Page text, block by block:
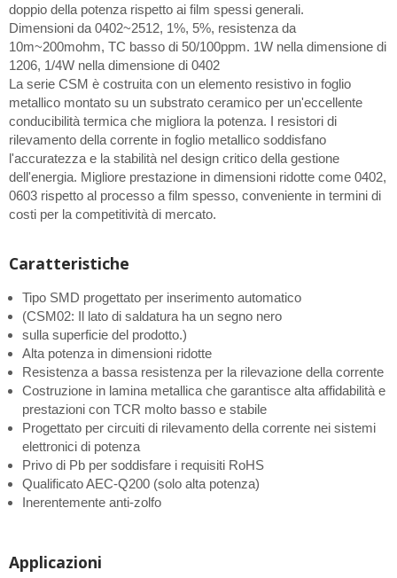
doppio della potenza rispetto ai film spessi generali.
Dimensioni da 0402~2512, 1%, 5%, resistenza da
10m~200mohm, TC basso di 50/100ppm. 1W nella dimensione di
1206, 1/4W nella dimensione di 0402
La serie CSM è costruita con un elemento resistivo in foglio
metallico montato su un substrato ceramico per un'eccellente
conducibilità termica che migliora la potenza. I resistori di
rilevamento della corrente in foglio metallico soddisfano
l'accuratezza e la stabilità nel design critico della gestione
dell'energia. Migliore prestazione in dimensioni ridotte come 0402,
0603 rispetto al processo a film spesso, conveniente in termini di
costi per la competitività di mercato.
Caratteristiche
Tipo SMD progettato per inserimento automatico
(CSM02: Il lato di saldatura ha un segno nero
sulla superficie del prodotto.)
Alta potenza in dimensioni ridotte
Resistenza a bassa resistenza per la rilevazione della corrente
Costruzione in lamina metallica che garantisce alta affidabilità e
prestazioni con TCR molto basso e stabile
Progettato per circuiti di rilevamento della corrente nei sistemi
elettronici di potenza
Privo di Pb per soddisfare i requisiti RoHS
Qualificato AEC-Q200 (solo alta potenza)
Inerentemente anti-zolfo
Applicazioni